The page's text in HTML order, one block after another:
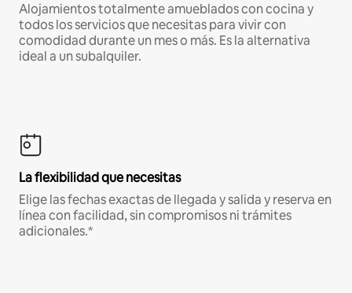
Alojamientos totalmente amueblados con cocina y
todos los servicios que necesitas para vivir con
comodidad durante un mes o más. Es la alternativa
ideal a un subalquiler.
La flexibilidad que necesitas
Elige las fechas exactas de llegada y salida y reserva en
línea con facilidad, sin compromisos ni trámites
adicionales.*